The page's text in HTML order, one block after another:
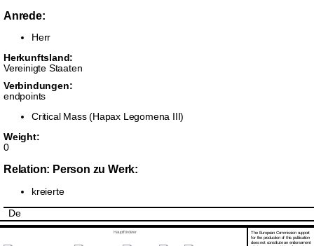
Anrede:
Herr
Herkunftsland:
Vereinigte Staaten
Verbindungen:
endpoints
Critical Mass (Hapax Legomena III)
Weight:
0
Relation: Person zu Werk:
kreierte
De
Hauptförderer
The European Commission support
for the production of this publication
does not constitute an endorsement